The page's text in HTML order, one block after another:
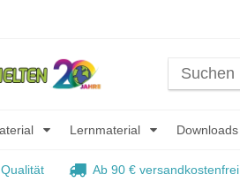
Lernmaterial Downloads
Ab 90 € versandkostenfrei